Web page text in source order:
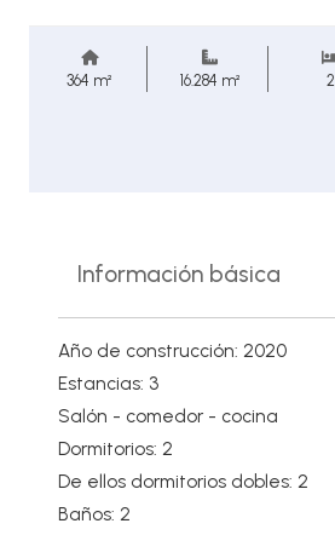
364 m² 16.284 m² 2
Información básica
Año de construcción: 2020
Estancias: 3
Salón - comedor - cocina
Dormitorios: 2
De ellos dormitorios dobles: 2
Baños: 2